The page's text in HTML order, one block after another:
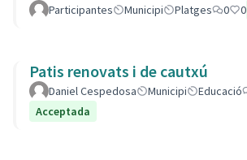
Participantes Municipi Platges 0 0
Patis renovats i de cautxú
Daniel Cespedosa Municipi Educació
Acceptada